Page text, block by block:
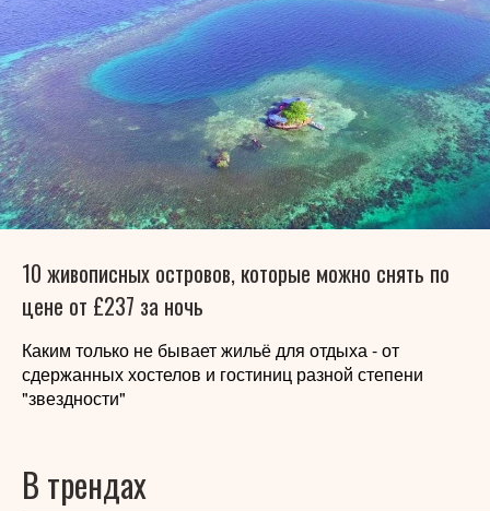
10 живописных островов, которые можно снять по
цене от £237 за ночь
Каким только не бывает жильё для отдыха - от
сдержанных хостелов и гостиниц разной степени
"звездности"
В трендах